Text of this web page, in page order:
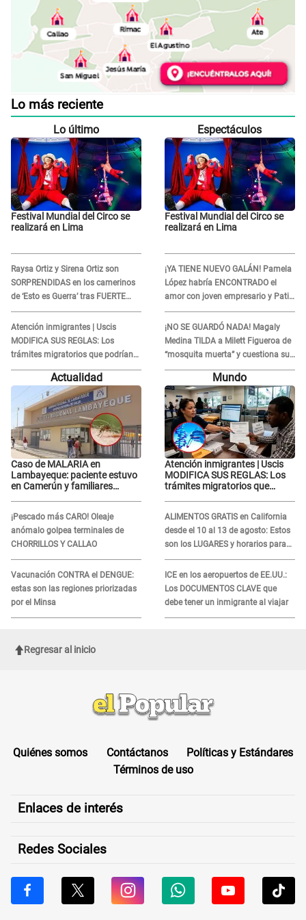
Lo más reciente
Lo último
Festival Mundial del Circo se
realizará en Lima
Raysa Ortiz y Sirena Ortiz son
SORPRENDIDAS en los camerinos
de ‘Esto es Guerra’ tras FUERTE
ENFRENTAMIENTO con Gabriel
Moisés: “Gracias”
Atención inmigrantes | Uscis
MODIFICA SUS REGLAS: Los
trámites migratorios que podrían
necesitar tu prueba de ADN
Espectáculos
Festival Mundial del Circo se
realizará en Lima
¡YA TIENE NUEVO GALÁN! Pamela
López habría ENCONTRADO el
amor con joven empresario y Pati
Lorena la ECHA en VIVO
¡NO SE GUARDÓ NADA! Magaly
Medina TILDA a Milett Figueroa de
“mosquita muerta” y cuestiona su
RECONCILIACIÓN con Marcelo
Tinelli en TV argentina
Actualidad
Caso de MALARIA en
Lambayeque: paciente estuvo
en Camerún y familiares
¡Pescado más CARO! Oleaje
anómalo golpea terminales de
CHORRILLOS Y CALLAO
Vacunación CONTRA el DENGUE:
estas son las regiones priorizadas
por el Minsa
Mundo
Atención inmigrantes | Uscis
MODIFICA SUS REGLAS: Los
trámites migratorios que
ALIMENTOS GRATIS en California
desde el 10 al 13 de agosto: Estos
son los LUGARES y horarios para
recibir la ayuda
ICE en los aeropuertos de EE.UU.:
Los DOCUMENTOS CLAVE que
debe tener un inmigrante al viajar
Regresar al inicio
Quiénes somos Contáctanos
Políticas y Estándares
Términos de uso
Enlaces de interés
Redes Sociales